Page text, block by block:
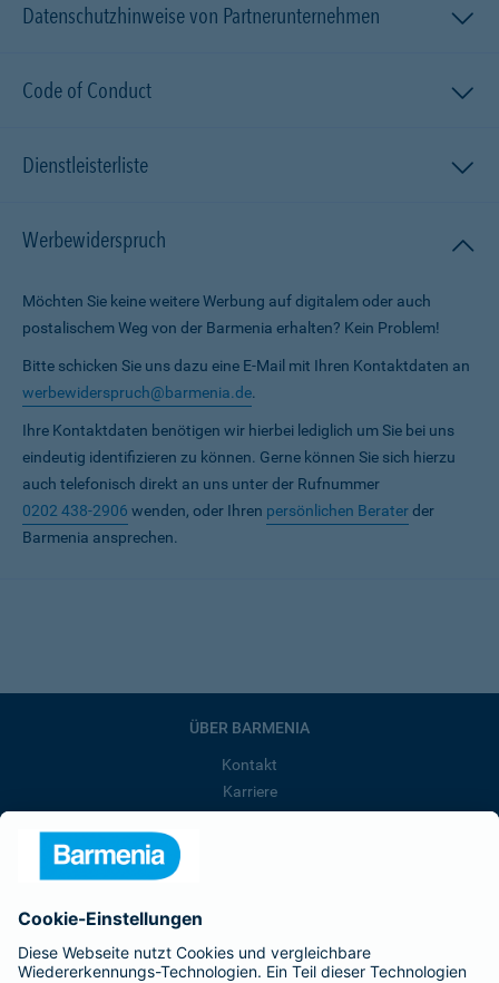
Datenschutzhinweise von Partnerunternehmen
Code of Conduct
Dienstleisterliste
Werbewiderspruch
Möchten Sie keine weitere Werbung auf digitalem oder auch
postalischem Weg von der Barmenia erhalten? Kein Problem!
Bitte schicken Sie uns dazu eine E-Mail mit Ihren Kontaktdaten an
werbewiderspruch@barmenia.de.
Ihre Kontaktdaten benötigen wir hierbei lediglich um Sie bei uns
eindeutig identifizieren zu können. Gerne können Sie sich hierzu
auch telefonisch direkt an uns unter der Rufnummer
0202 438-2906 wenden, oder Ihren persönlichen Beraterder
Barmenia ansprechen.
ÜBER BARMENIA
Kontakt
Karriere
Barmenia ist Teil der BarmeniaGothaer
BELIEBTE SEITEN